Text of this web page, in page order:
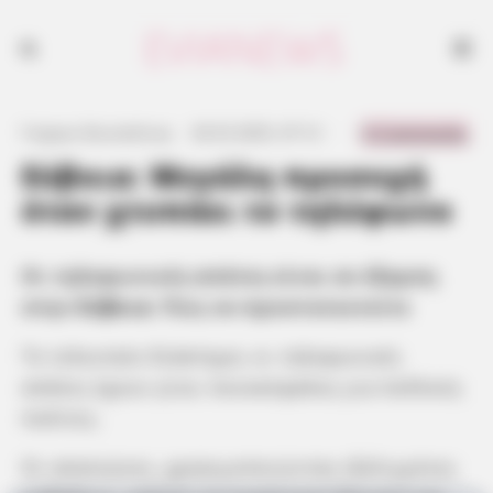
Εύβοια: Μεγάλη προσοχή
όταν χτυπάει το τηλέφωνο
Οι τηλεφωνικές απάτες είναι σε έξαρση